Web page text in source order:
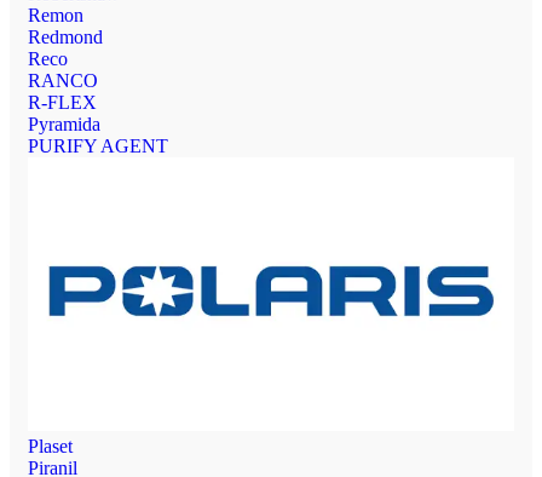
Remon
Redmond
Reco
RANCO
R-FLEX
Pyramida
PURIFY AGENT
Plaset
Piranil